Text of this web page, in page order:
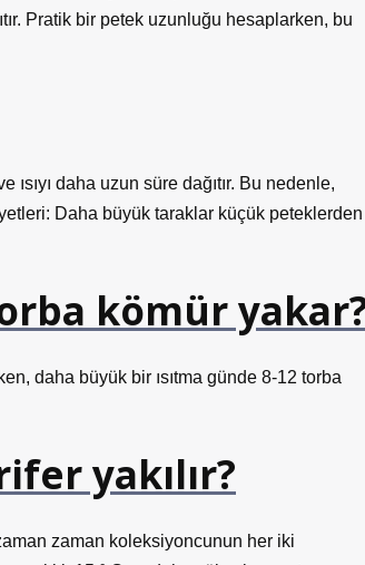
Pratik bir petek uzunluğu hesaplarken, bu
daha uzun süre dağıtır. Bu nedenle,
Daha büyük taraklar küçük peteklerden
kömür
daha büyük bir ısıtma günde 8-12 torba
yakılır?
zaman koleksiyoncunun her iki